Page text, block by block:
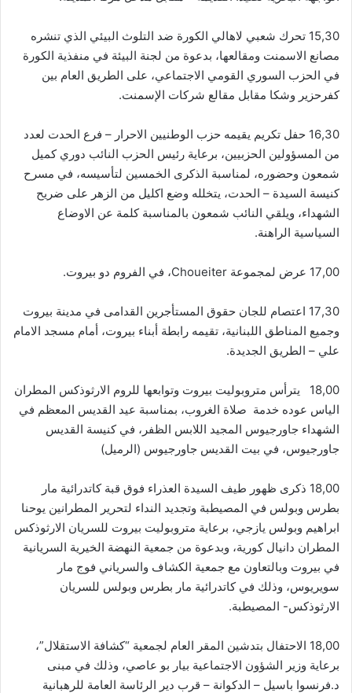
15,30 تحرك شعبي لاهالي الكورة ضد التلوث البيئي الذي تنشره
مصانع الاسمنت ومقالعها، بدعوة من لجنة البيئة في منفذية الكورة
في الحزب السوري القومي الاجتماعي، على الطريق العام بين
كفرحزير وشكا مقابل مقالع شركات الإسمنت.
16,30 حفل تكريم يقيمه حزب الوطنيين الاحرار – فرع الحدت لعدد
من المسؤولين الحزبيين، برعاية رئيس الحزب النائب دوري كميل
شمعون وحضوره، لمناسبة الذكرى الخمسين لتأسيسه، في مسرح
كنيسة السيدة – الحدت، يتخلله وضع اكليل من الزهر على ضريح
الشهداء، ويلقي النائب شمعون بالمناسبة كلمة عن الاوضاع
السياسية الراهنة.
17,00 عرض لمجموعة Choueiter، في الفروم دو بيروت.
17,30 اعتصام للجان حقوق المستأجرين القدامى في مدينة بيروت
وجميع المناطق اللبنانية، تقيمه رابطة أبناء بيروت، أمام مسجد الامام
علي – الطريق الجديدة.
18,00 يترأس متروبوليت بيروت وتوابعها للروم الارثوذكس المطران
الياس عوده خدمة صلاة الغروب، بمناسبة عيد القديس المعظم في
الشهداء جاورجيوس المجيد اللابس الظفر، في كنيسة القديس
جاورجيوس، في بيت القديس جاورجيوس (الرميل)
18,00 ذكرى ظهور طيف السيدة العذراء فوق قبة كاتدرائية مار
بطرس وبولس في المصيطبة وتجديد النداء لتحرير المطرانين يوحنا
ابراهيم وبولس يازجي، برعاية متروبوليت بيروت للسريان الارثوذكس
المطران دانيال كورية، وبدعوة من جمعية النهضة الخيرية السريانية
في بيروت وبالتعاون مع جمعية الكشاف والسرياني فوج مار
سويريوس، وذلك في كاتدرائية مار بطرس وبولس للسريان
الارثوذكس- المصيطبة.
18,00 الاحتفال بتدشين المقر العام لجمعية “كشافة الاستقلال”،
برعاية وزير الشؤون الاجتماعية بيار بو عاصي، وذلك في مبنى
د.فرنسوا باسيل – الدكوانة – قرب دير الرئاسة العامة للرهبانية